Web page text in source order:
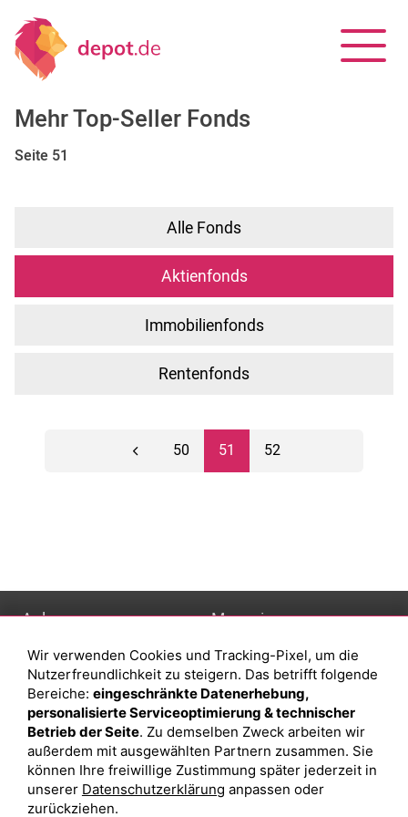
Mehr Top-Seller Fonds
Seite 51
Alle Fonds
Aktienfonds
Immobilienfonds
Rentenfonds
50 51 52
Anlage
Depot eröffnen
Depot vergleichen
Junior Depot
Top-Seller-Fonds
Top-Fonds
Fonds-Suche
Magazin
Was sind sind ETFs?
Sparplan Vorteile
Was ist ein Fonds?
Wir verwenden Cookies und Tracking-Pixel, um die
Nutzerfreundlichkeit zu steigern. Das betrifft folgende
Bereiche: eingeschränkte Datenerhebung,
personalisierte Serviceoptimierung & technischer
Betrieb der Seite. Zu demselben Zweck arbeiten wir
außerdem mit ausgewählten Partnern zusammen. Sie
können Ihre freiwillige Zustimmung später jederzeit in
unserer Datenschutzerklärung anpassen oder
zurückziehen.